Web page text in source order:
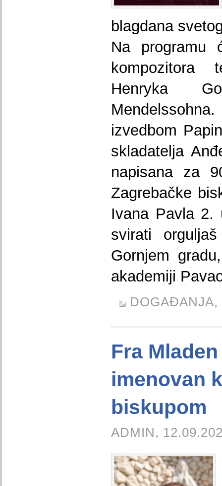
blagdana
Na programu
kompozitora
Henryka
izvedbom
skladatelja
napisana za
Zagrebačke
Ivana Pavla 2.
svirati
Gornjem
akademiji
DOGAĐANJA,
Fra
imenovan
biskupom
ADMIN,